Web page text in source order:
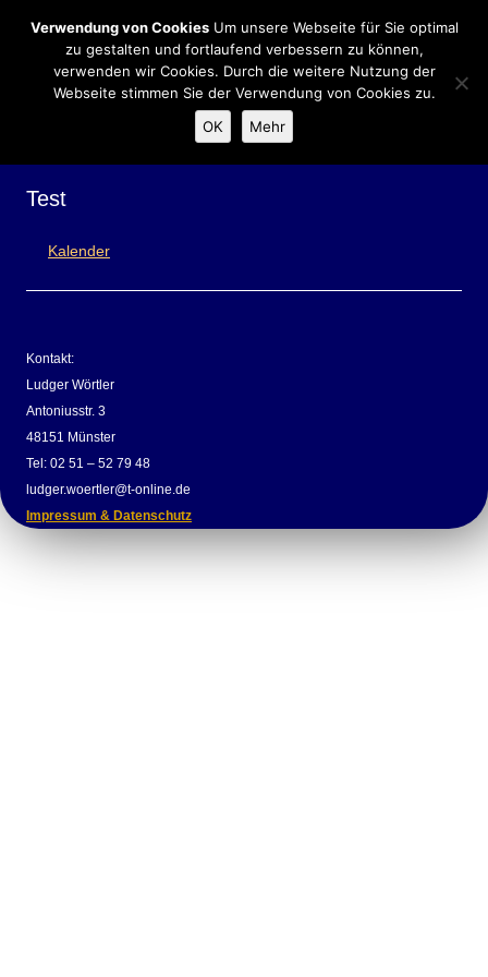
Menü
Zum
Inhalt
springen
Test
Kalender
Kontakt:
Ludger Wörtler
Antoniusstr. 3
48151 Münster
Tel: 02 51 – 52 79 48
ludger.woertler@t-online.de
Impressum & Datenschutz
Verwendung von CookiesUm unsere Webseite für Sie optimal
zu gestalten und fortlaufend verbessern zu können,
verwenden wir Cookies. Durch die weitere Nutzung der
Webseite stimmen Sie der Verwendung von Cookies zu.
OK
Mehr